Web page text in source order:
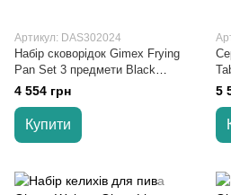
Артикул: DAS302024
Набір сковорідок Gimex Frying
Pan Set 3 предмети Black
(6979264)
4 554 грн
Купити
5